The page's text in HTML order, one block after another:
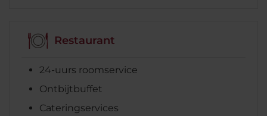
Restaurant
24-uurs roomservice
Ontbijtbuffet
Cateringservices